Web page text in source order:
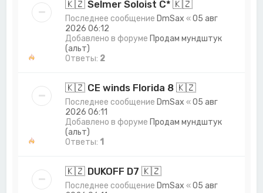
🇰🇿 Selmer Soloist C* 🇰🇿
Последнее сообщение DmSax «05 авг
2026 06:12
Добавлено в форуме Продам мундштук
(альт)
Ответы: 2
🇰🇿 CE winds Florida 8 🇰🇿
Последнее сообщение DmSax «05 авг
2026 06:11
Добавлено в форуме Продам мундштук
(альт)
Ответы: 1
🇰🇿 DUKOFF D7 🇰🇿
Последнее сообщение DmSax «05 авг